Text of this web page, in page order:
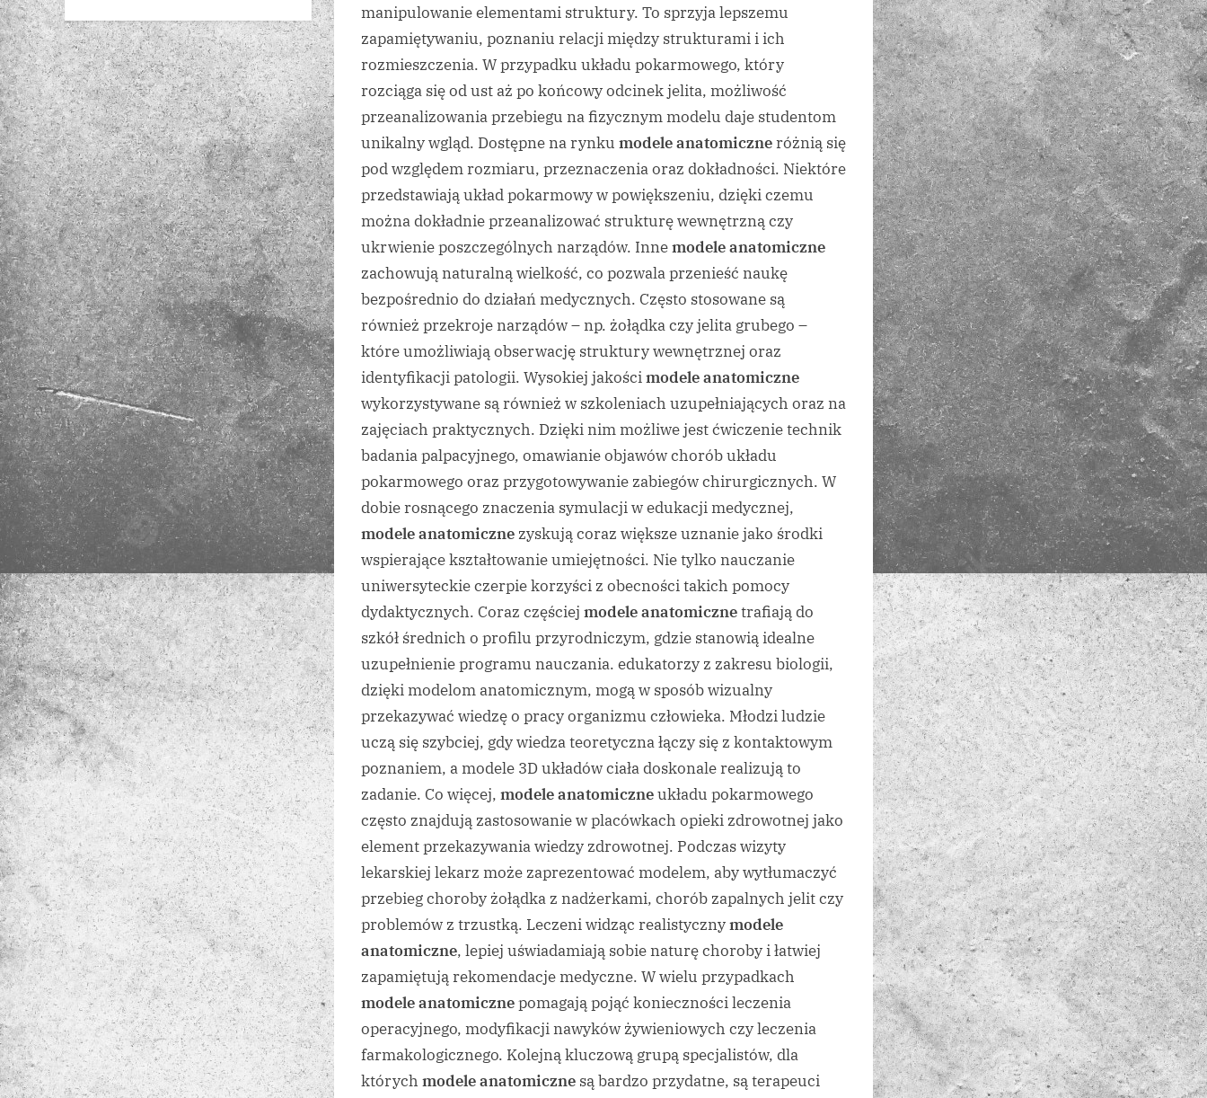
manipulowanie elementami struktury. To sprzyja lepszemu
zapamiętywaniu, poznaniu relacji między strukturami i ich
rozmieszczenia. W przypadku układu pokarmowego, który
rozciąga się od ust aż po końcowy odcinek jelita, możliwość
przeanalizowania przebiegu na fizycznym modelu daje studentom
unikalny wgląd. Dostępne na rynku modele anatomiczneróżnią się
pod względem rozmiaru, przeznaczenia oraz dokładności. Niektóre
przedstawiają układ pokarmowy w powiększeniu, dzięki czemu
można dokładnie przeanalizować strukturę wewnętrzną czy
ukrwienie poszczególnych narządów. Innemodele anatomiczne
zachowują naturalną wielkość, co pozwala przenieść naukę
bezpośrednio do działań medycznych. Często stosowane są
również przekroje narządów – np. żołądka czy jelita grubego –
które umożliwiają obserwację struktury wewnętrznej oraz
identyfikacji patologii. Wysokiej jakościmodele anatomiczne
wykorzystywane są również w szkoleniach uzupełniających oraz na
zajęciach praktycznych. Dzięki nim możliwe jest ćwiczenie technik
badania palpacyjnego, omawianie objawów chorób układu
pokarmowego oraz przygotowywanie zabiegów chirurgicznych. W
dobie rosnącego znaczenia symulacji w edukacji medycznej,
modele anatomicznezyskują coraz większe uznanie jako środki
wspierające kształtowanie umiejętności. Nie tylko nauczanie
uniwersyteckie czerpie korzyści z obecności takich pomocy
dydaktycznych. Coraz częściej modele anatomicznetrafiają do
szkół średnich o profilu przyrodniczym, gdzie stanowią idealne
uzupełnienie programu nauczania. edukatorzy z zakresu biologii,
dzięki modelom anatomicznym, mogą w sposób wizualny
przekazywać wiedzę o pracy organizmu człowieka. Młodzi ludzie
uczą się szybciej, gdy wiedza teoretyczna łączy się z kontaktowym
poznaniem, a modele 3D układów ciała doskonale realizują to
zadanie. Co więcej, modele anatomiczneukładu pokarmowego
często znajdują zastosowanie w placówkach opieki zdrowotnej jako
element przekazywania wiedzy zdrowotnej. Podczas wizyty
lekarskiej lekarz może zaprezentować modelem, aby wytłumaczyć
przebieg choroby żołądka z nadżerkami, chorób zapalnych jelit czy
problemów z trzustką. Leczeni widząc realistycznymodele
anatomiczne, lepiej uświadamiają sobie naturę choroby i łatwiej
zapamiętują rekomendacje medyczne. W wielu przypadkach
modele anatomicznepomagają pojąć konieczności leczenia
operacyjnego, modyfikacji nawyków żywieniowych czy leczenia
farmakologicznego. Kolejną kluczową grupą specjalistów, dla
których modele anatomiczne są bardzo przydatne, są terapeuci